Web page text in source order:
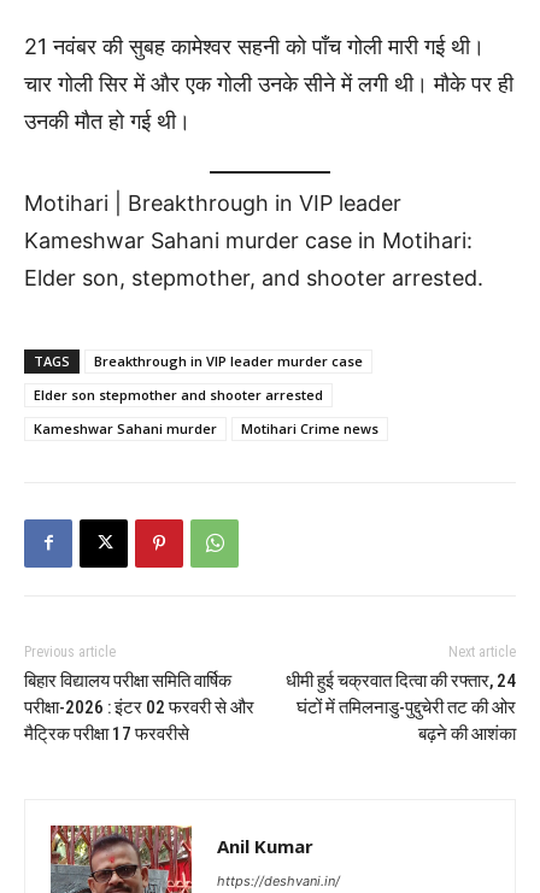
21 नवंबर की सुबह कामेश्वर सहनी को पाँच गोली मारी गई थी।
चार गोली सिर में और एक गोली उनके सीने में लगी थी। मौके पर ही
उनकी मौत हो गई थी।
Motihari | Breakthrough in VIP leader
Kameshwar Sahani murder case in Motihari:
Elder son, stepmother, and shooter arrested.
TAGS
Breakthrough in VIP leader murder case
Elder son stepmother and shooter arrested
Kameshwar Sahani murder
Motihari Crime news
Previous article
बिहार विद्यालय परीक्षा समिति वार्षिक
परीक्षा-2026 : इंटर 02 फरवरी से और
मैट्रिक परीक्षा 17 फरवरीसे
Next article
धीमी हुई चक्रवात दित्वा की रफ्तार, 24
घंटों में तमिलनाडु-पुद्दुचेरी तट की ओर
बढ़ने की आशंका
Anil Kumar
https://deshvani.in/